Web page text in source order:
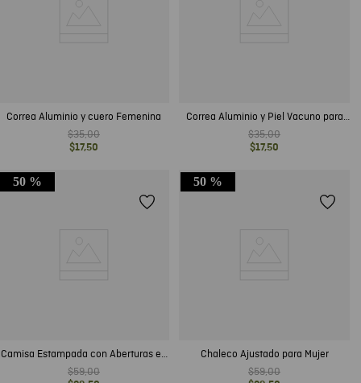
Correa Aluminio y cuero Femenina
$35,00
$17,50
Correa Aluminio y Piel Vacuno para
Mujer
$35,00
$17,50
50 %
Camisa Estampada con Aberturas en
Mangas para Mujer
$59,00
50 %
Chaleco Ajustado para Mujer
$59,00